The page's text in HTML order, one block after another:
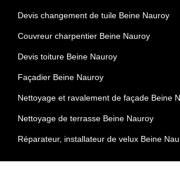
Devis changement de tuile Beine Nauroy
Couvreur charpentier Beine Nauroy
Devis toiture Beine Nauroy
Façadier Beine Nauroy
Nettoyage et ravalement de façade Beine
Nettoyage de terrasse Beine Nauroy
Réparateur, installateur de velux Beine